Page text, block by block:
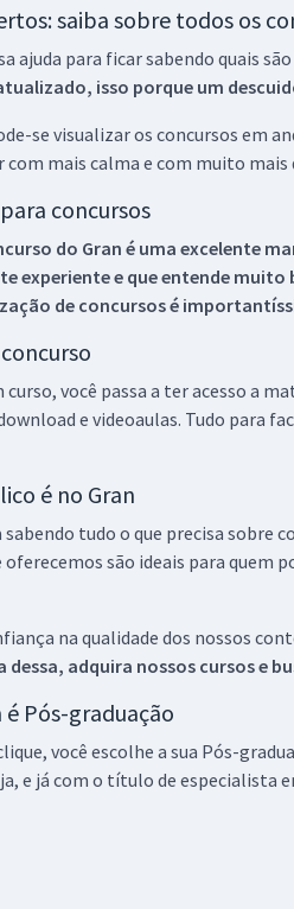
saiba sobre todos os
ajuda para ficar sabendo quais são
isso porque um
se visualizar os concursos em
com mais calma e com muito mais
concursos
do Gran é uma excelente
experiente e que entende
de concursos é
você passa a ter acesso a
e videoaulas. Tudo para
é no Gran
sabendo tudo o que precisa sobre
são ideais para quem
na qualidade dos nossos
dessa, adquira nossos cursos e
Pós-graduação
você escolhe a sua Pós-
e já com o título de especialista